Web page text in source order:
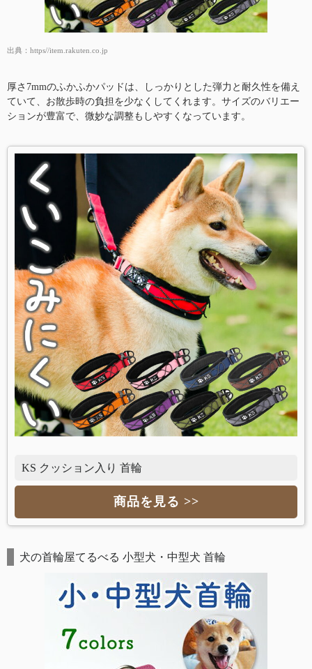
出典： https//item.rakuten.co.jp
厚さ7mmのふかふかパッドは、しっかりとした弾力と耐久性を備え
ていて、お散歩時の負担を少なくしてくれます。サイズのバリエー
ションが豊富で、微妙な調整もしやすくなっています。
KS クッション入り 首輪
商品を見る >>
犬の首輪屋てるべる 小型犬・中型犬 首輪